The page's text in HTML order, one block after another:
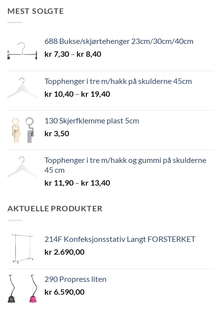
MEST SOLGTE
688 Bukse/skjørtehenger 23cm/30cm/40cm
kr7,30 – kr8,40Prisområde:
kr 8,40
Topphenger i tre m/hakk på skulderne 45cm
kr 10,40 – kr 19,40Prisområde:
kr 19,40
130 Skjerfklemme plast 5cm
kr 3,50
Topphenger i tre m/hakk og gummi på skulderne
45 cm
kr 11,90 – kr 13,40Prisområde:
AKTUELLE PRODUKTER
214F Konfeksjonsstativ Langt FORSTERKET
kr 2.690,00
290 Propress liten
kr6.590,00